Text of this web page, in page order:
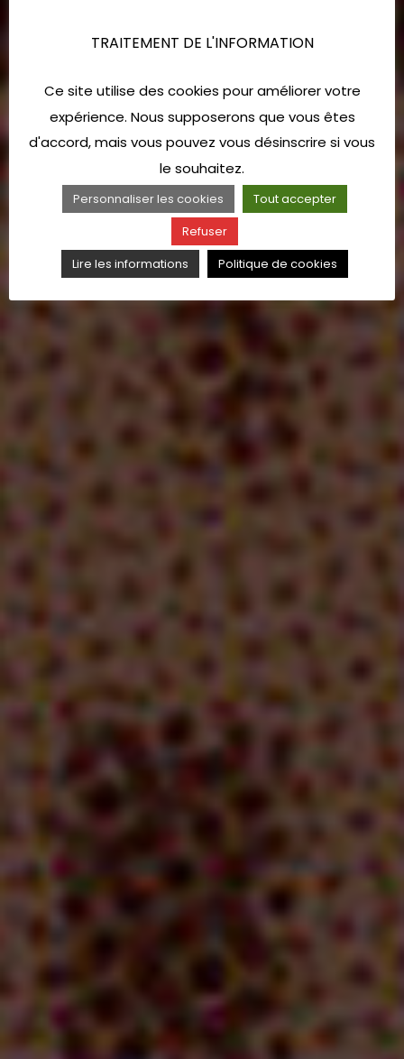
TRAITEMENT DE L'INFORMATION
Ce site utilise des cookies pour améliorer votre
expérience. Nous supposerons que vous êtes
d'accord, mais vous pouvez vous désinscrire si vous
le souhaitez.
Personnaliser les cookies
Tout accepter
Refuser
Lire les informations
Politique de cookies